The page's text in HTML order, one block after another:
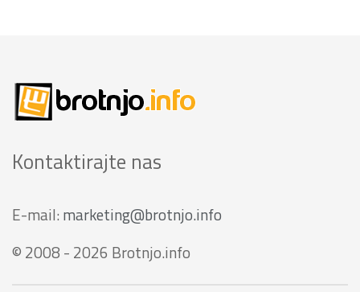
Kontaktirajte nas
E-mail: marketing@brotnjo.info
© 2008 - 2026 Brotnjo.info